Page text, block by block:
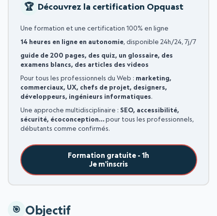
Découvrez la certification Opquast
Une formation et une certification 100% en ligne
14 heures en ligne en autonomie, disponible 24h/24, 7j/7
guide de 200 pages, des quiz, un glossaire, des
examens blancs, des articles des videos
Pour tous les professionnels du Web : marketing,
commerciaux, UX, chefs de projet, designers,
développeurs, ingénieurs informatiques.
Une approche multidisciplinaire : SEO, accessibilité,
sécurité, écoconception…pour tous les professionnels,
débutants comme confirmés.
Formation gratuite - 1h
Je m'inscris
Objectif